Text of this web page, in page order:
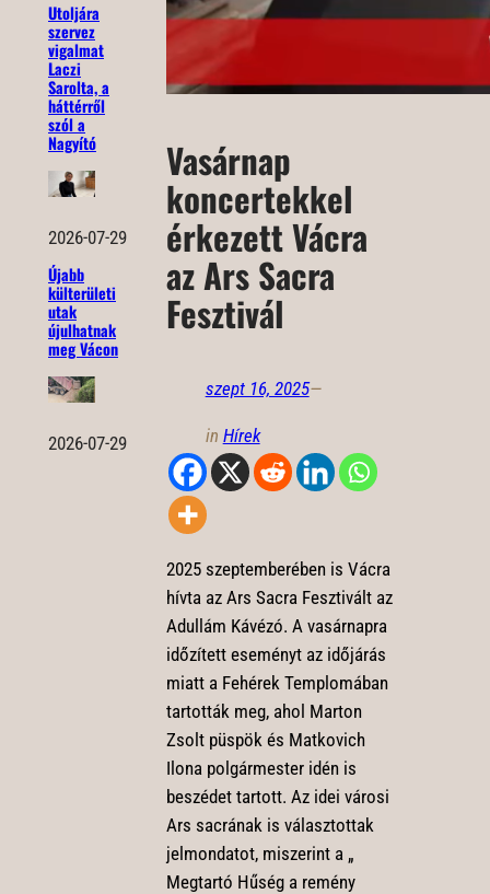
Utoljára
szervez
vigalmat
Laczi
Sarolta, a
háttérről
szól a
Nagyító
2026-07-29
Újabb
külterületi
utak
újulhatnak
meg Vácon
2026-07-29
Vasárnap
koncertekkel
érkezett Vácra
az Ars Sacra
Fesztivál
szept 16, 2025—
in Hírek
2025 szeptemberében is Vácra
hívta az Ars Sacra Fesztivált az
Adullám Kávézó. A vasárnapra
időzített eseményt az időjárás
miatt a Fehérek Templomában
tartották meg, ahol Marton
Zsolt püspök és Matkovich
Ilona polgármester idén is
beszédet tartott. Az idei városi
Ars sacrának is választottak
jelmondatot, miszerint a „
Megtartó Hűség a remény